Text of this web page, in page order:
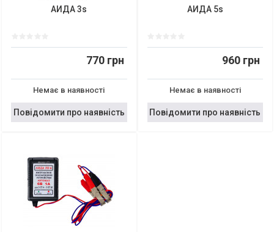
АИДА 3s
770 грн
Немає в наявності
Повідомити про наявність
АИДА 5s
960 грн
Немає в наявності
Повідомити про наявність